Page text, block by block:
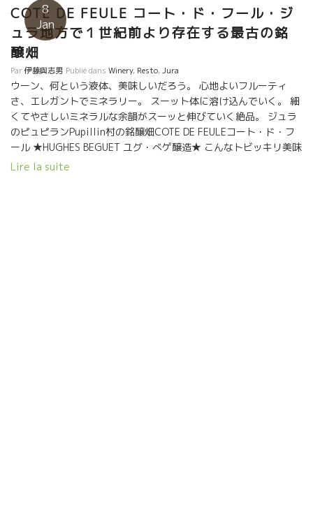
8
Jan
COTE DE FEULE コート・ド・フール・ジ
ュラ地方で１世紀前より存在する最古の銘
醸畑
Par伊藤與志男 Publié dans Winery, Resto,Jura
ウーン、何という液体、美味しいだろう。 心地よいフルーティ
さ、エレガントでミネラリー。 スーット体に溶け込んでいく。 細
くてやさしいミネラルな余韻がスーッと伸びていく絶品。 ジュラ
のピュピランPupillin村の銘醸畑COTE DE FEULEコート・ド・フ
ール ★HUGHES BEGUET ユグ・べゲ醸造★ こんなトビッキリ美味
しいワインを造るのは、パトリス・ユグPatrice Hughes 元数学者
Lire la suite